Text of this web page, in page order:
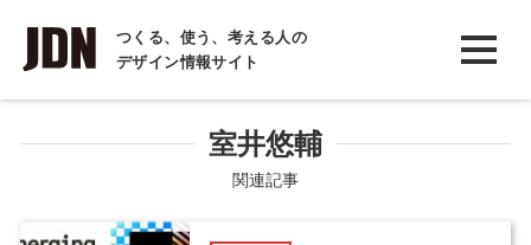
つくる、使う、考える人の
デザイン情報サイト
INTERVIEW
インタビュー
COLUMN
室井悠輔
関連記事